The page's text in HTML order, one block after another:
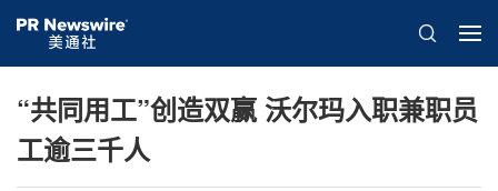
“共同用工”创造双赢 沃尔玛入职兼职员
工逾三千人